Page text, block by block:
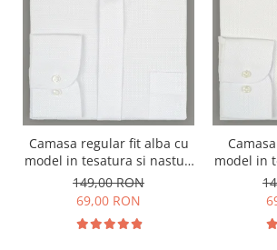
Camasa regular fit alba cu
model in tesatura si nasturi
ascunsi
149,00 RON
69,00 RON
Camasa
model in